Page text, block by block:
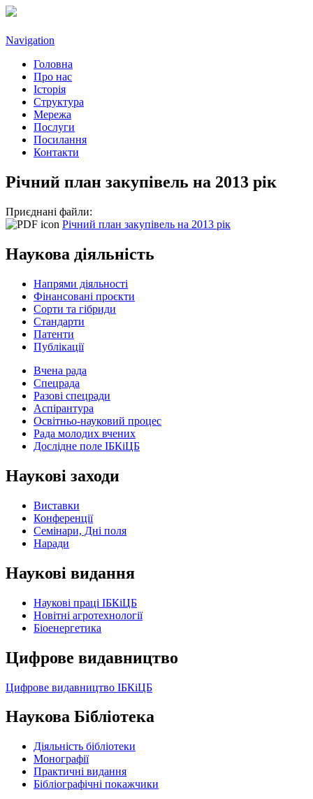
Navigation
Головна
Про нас
Історія
Структура
Мережа
Послуги
Посилання
Контакти
Річний план закупівель на 2013 рік
Приєднані файли:
Річний план закупівель на 2013 рік
Наукова діяльність
Напрями діяльності
Фінансовані проєкти
Сорти та гібриди
Стандарти
Патенти
Публікації
Вчена рада
Спецрада
Разові спецради
Аспірантура
Освітньо-науковий процес
Рада молодих вчених
Дослідне поле ІБКіЦБ
Наукові заходи
Виставки
Конференції
Семінари, Дні поля
Наради
Наукові видання
Наукові праці ІБКіЦБ
Новітні агротехнології
Бiоенергетика
Цифрове видавництво
Цифрове видавництво ІБКіЦБ
Наукова Бібліотека
Діяльність бібліотеки
Монографії
Практичні видання
Бібліографічні покажчики